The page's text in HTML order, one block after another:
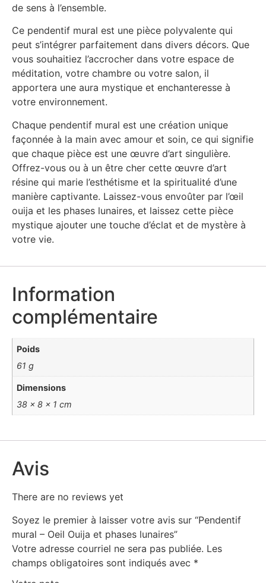
de sens à l’ensemble.
Ce pendentif mural est une pièce polyvalente qui
peut s’intégrer parfaitement dans divers décors. Que
vous souhaitiez l’accrocher dans votre espace de
méditation, votre chambre ou votre salon, il
apportera une aura mystique et enchanteresse à
votre environnement.
Chaque pendentif mural est une création unique
façonnée à la main avec amour et soin, ce qui signifie
que chaque pièce est une œuvre d’art singulière.
Offrez-vous ou à un être cher cette œuvre d’art
résine qui marie l’esthétisme et la spiritualité d’une
manière captivante. Laissez-vous envoûter par l’œil
ouija et les phases lunaires, et laissez cette pièce
mystique ajouter une touche d’éclat et de mystère à
votre vie.
Information
complémentaire
Poids
61 g
Dimensions
38 × 8 × 1 cm
Avis
There are no reviews yet
Soyez le premier à laisser votre avis sur “Pendentif
mural – Oeil Ouija et phases lunaires”
Votre adresse courriel ne sera pas publiée. Les
champs obligatoires sont indiqués avec *